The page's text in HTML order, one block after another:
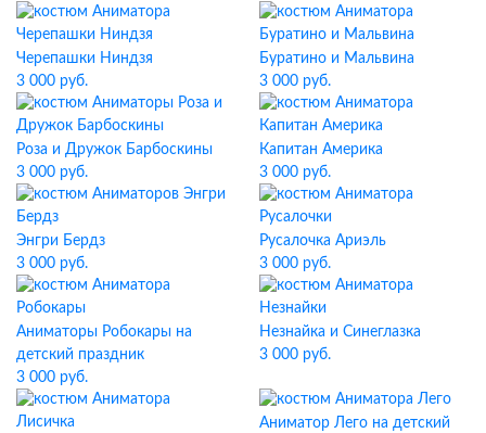
Черепашки Ниндзя
3 000 руб.
Буратино и Мальвина
3 000 руб.
Роза и Дружок Барбоскины
3 000 руб.
Капитан Америка
3 000 руб.
Энгри Бердз
3 000 руб.
Русалочка Ариэль
3 000 руб.
Аниматоры Робокары на
детский праздник
3 000 руб.
Незнайка и Синеглазка
3 000 руб.
Аниматор Лего на детский